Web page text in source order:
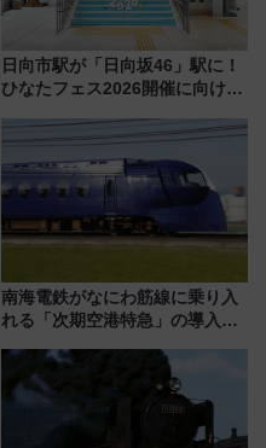
日向市駅が「日向坂46」駅に！
ひなたフェス2026開催に向けJR
全力応援 夜行列車「ドリーム
おひさま号」も走る
南海電鉄がなにわ筋線に乗り入
れる「次期空港特急」の導入を
日本初の鉄道デザイン